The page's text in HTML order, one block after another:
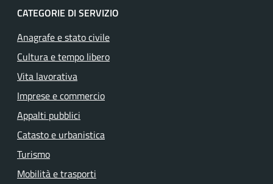
CATEGORIE DI SERVIZIO
Anagrafe e stato civile
Cultura e tempo libero
Vita lavorativa
Imprese e commercio
Appalti pubblici
Catasto e urbanistica
Turismo
Mobilità e trasporti